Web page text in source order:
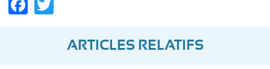
ARTICLES RELATIFS